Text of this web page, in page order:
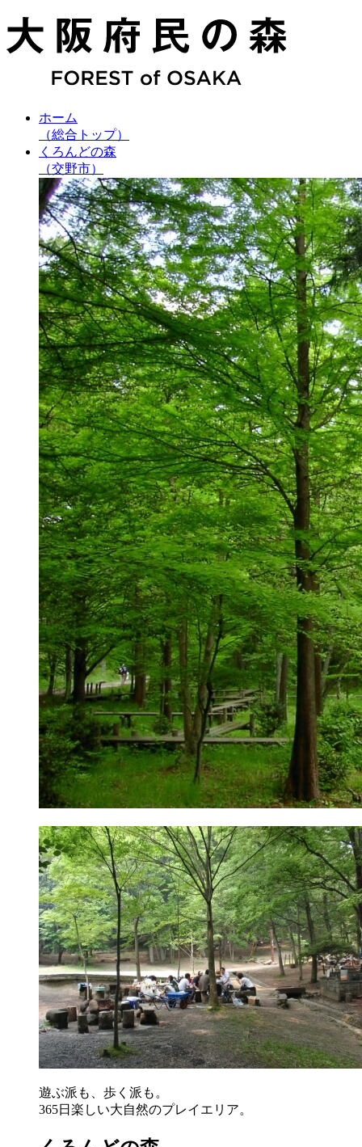
ホーム
（総合トップ）
くろんどの森
（交野市）
遊ぶ派も、歩く派も。
365日楽しい大自然のプレイエリア。